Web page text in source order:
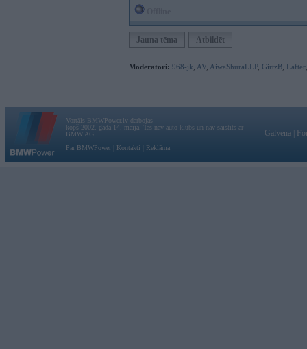
Jauna tēma Atbildēt
Moderatori: 968-jk AV AiwaShuraLLP, GirtzB Lafter
Vortāls BMWPower.lv darbojas
kopš 2002. gada 14. maija. Tas nav auto klubs un nav saistīts ar
BMW AG.
Par BMWPower
Kontakti Reklāma
Galvena